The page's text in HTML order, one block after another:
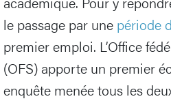
le passage par une période
premier emploi. L’Office
(OFS) apporte un premier
enquête menée tous les